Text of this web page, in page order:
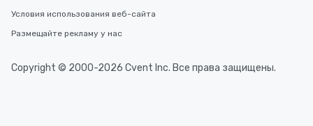
Условия использования веб-сайта
Размещайте рекламу у нас
Copyright © 2000-2026 Cvent Inc. Все права защищены.